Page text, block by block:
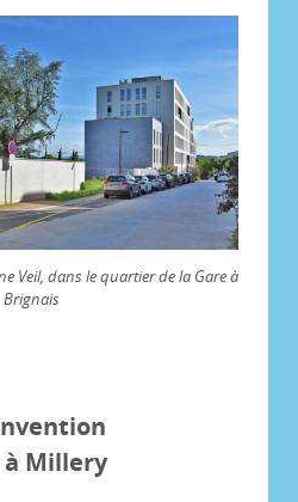
Veil, dans le quartier de la Gare à
Brignais
Millery